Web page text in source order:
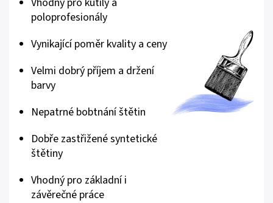
poloprofesionály
Vynikající poměr kvality a ceny
Velmi dobrý příjem a držení
barvy
Nepatrné bobtnání štětin
Dobře zastřižené syntetické
štětiny
Vhodný pro základní i
závěrečné práce